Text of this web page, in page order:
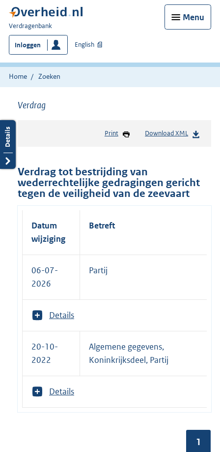
Menu
U
bent
hier:
Verdragenbank
Inloggen English
Home Zoeken
Verdrag
Print Download XML
Verdrag tot bestrijding van
wederrechtelijke gedragingen gericht
tegen de veiligheid van de zeevaart
Datum
wijziging
Betreft
06-07-
2026
Partij
T
n
m
e
e
r
v
a
Details
20-10-
2022
Algemene gegevens,
Koninkrijksdeel, Partij
T
o
Details
1